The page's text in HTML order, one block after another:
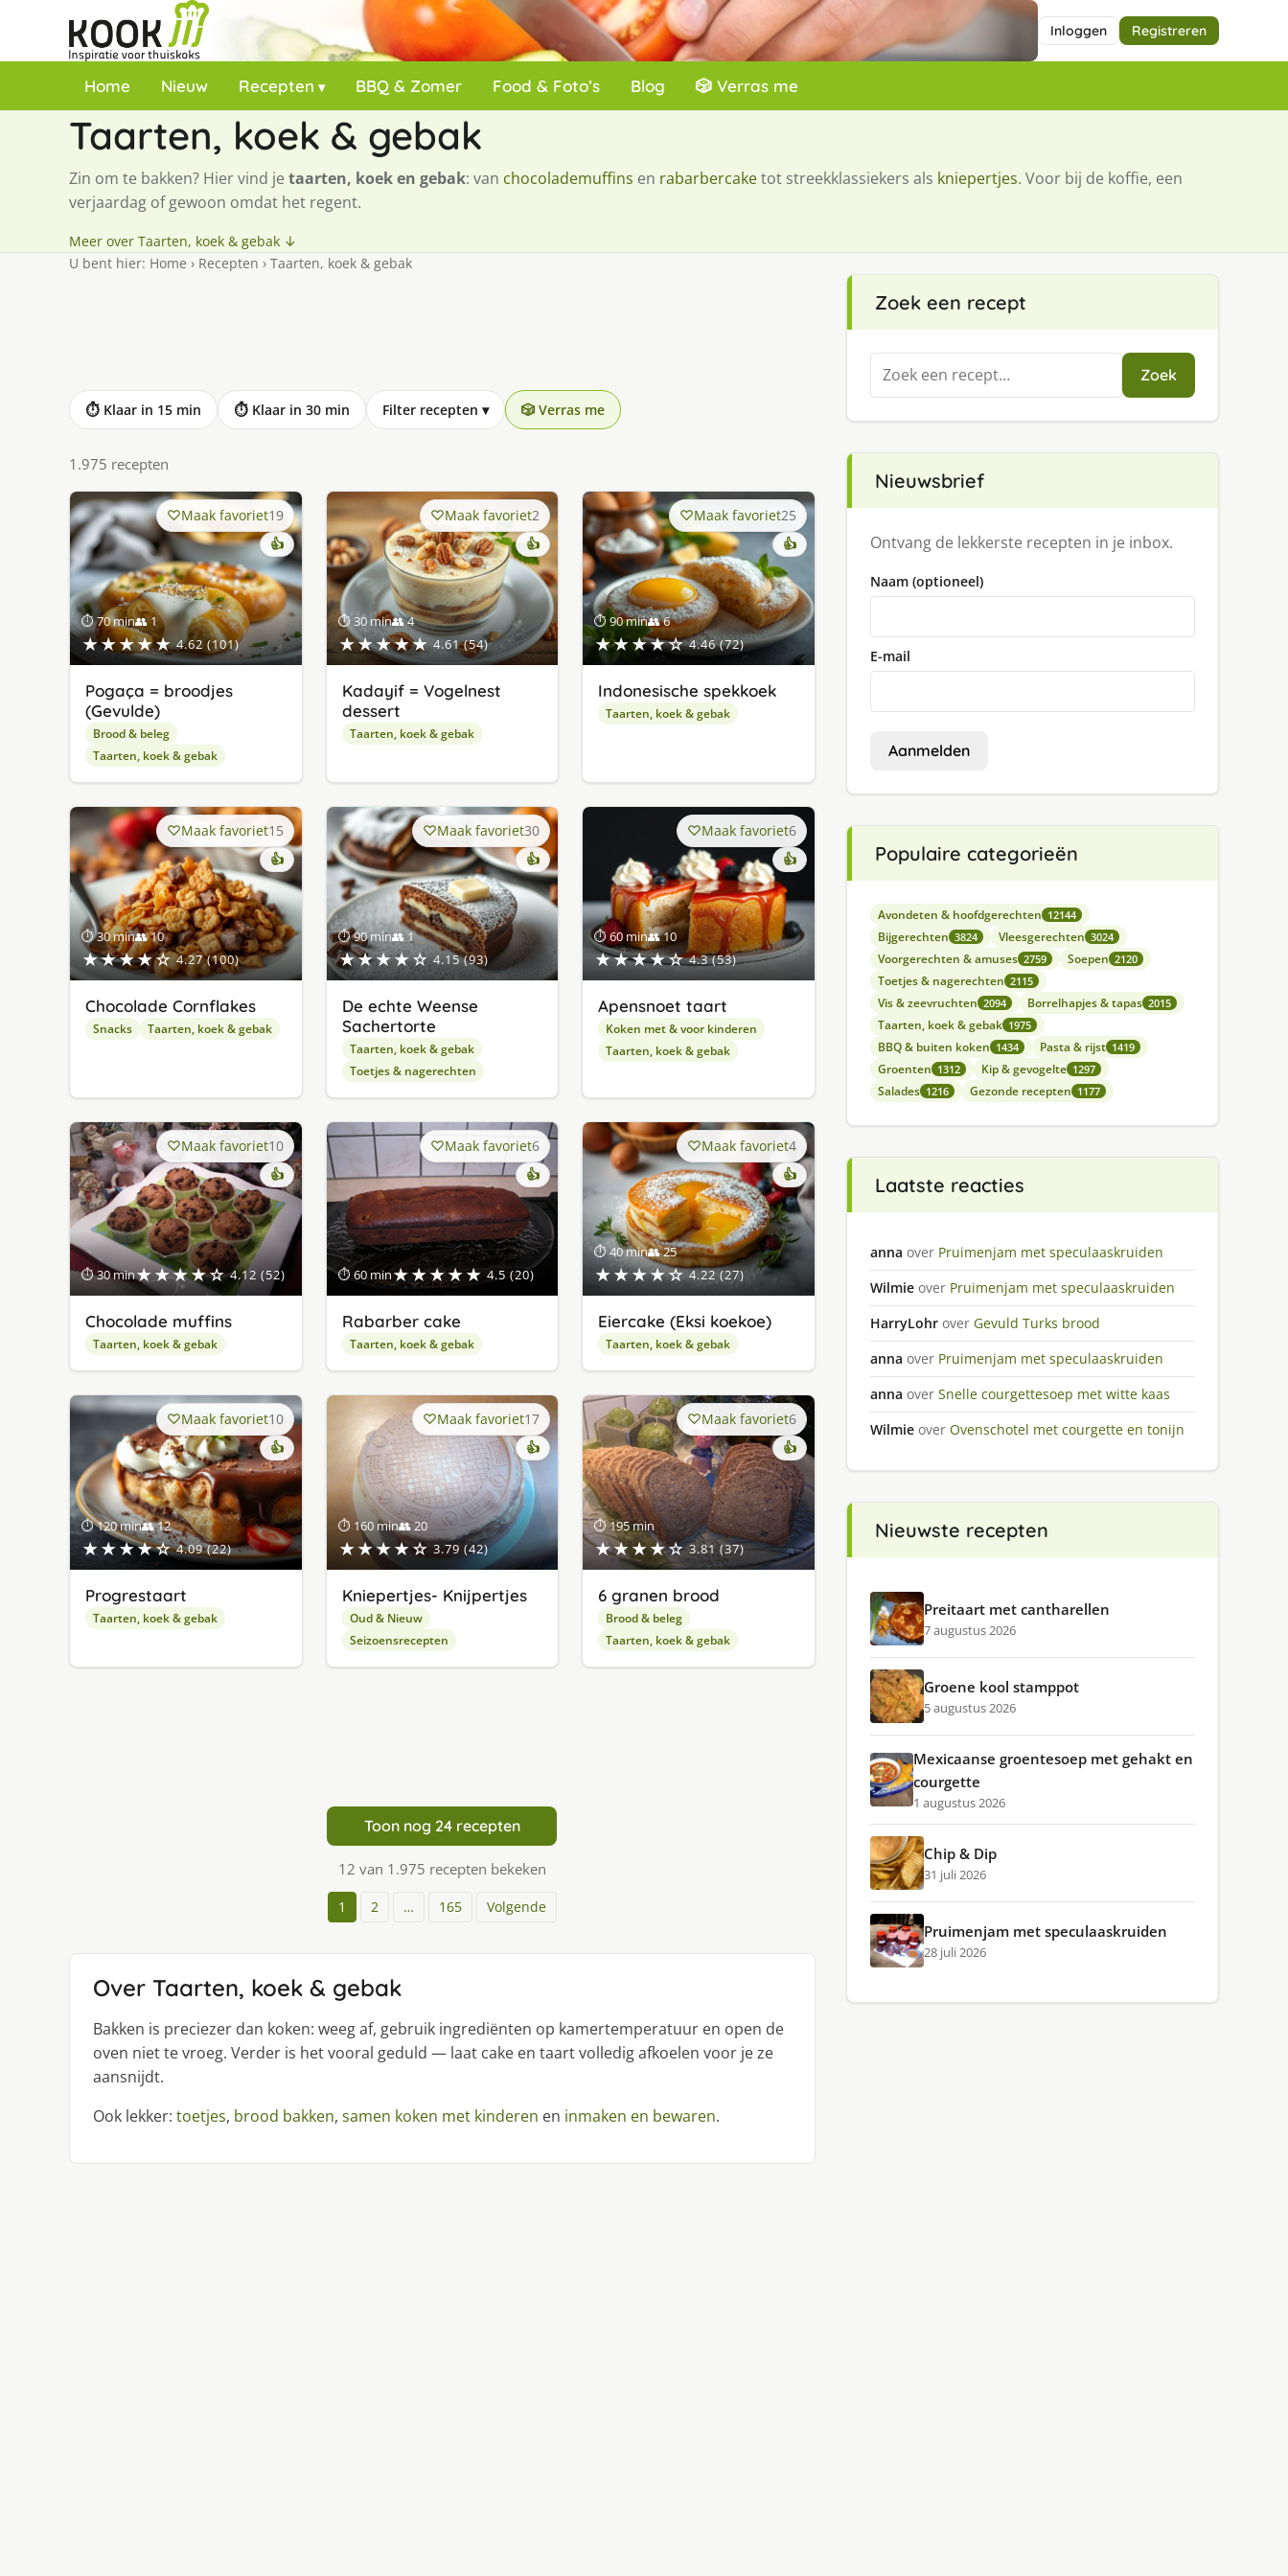
Inloggen Registreren
Home Nieuw Recepten BBQ & Zomer Food & Foto’s Blog 🎲 Verras me
Taarten, koek & gebak
Zin om te bakken? Hier vind je taarten, koek en gebak: van chocolademuffins en rabarbercaketot streekklassiekers als kniepertjes. Voor bij de koffie, een
verjaardag of gewoon omdat het regent.
Meer over Taarten, koek & gebak ↓
U bent hier: Home › Recepten › Taarten, koek & gebak
⏱ Klaar in 15 min ⏱ Klaar in 30 min Filter recepten ▾ 🎲 Verras me
1.975 recepten
⏱ 70 min👥 1
★★★★★ 4.62 (101)
Maak favoriet19
👍
Pogaça = broodjes
(Gevulde)
Brood & beleg
Taarten, koek & gebak
⏱ 30 min👥 4
★★★★★ 4.61 (54)
Maak favoriet2
👍
Kadayif = Vogelnest
dessert
Taarten, koek & gebak
⏱ 90 min👥 6
★★★★☆ 4.46 (72)
Maak favoriet25
👍
Indonesische spekkoek
Taarten, koek & gebak
⏱ 30 min👥 10
★★★★☆ 4.27 (100)
Maak favoriet15
👍
Chocolade Cornflakes
Snacks Taarten, koek & gebak
⏱ 90 min👥 1
★★★★☆ 4.15 (93)
Maak favoriet30
👍
De echte Weense
Sachertorte
Taarten, koek & gebak
Toetjes & nagerechten
⏱ 60 min👥 10
★★★★☆ 4.3 (53)
Maak favoriet6
👍
Apensnoet taart
Koken met & voor kinderen
Taarten, koek & gebak
⏱ 30 min★★★★☆ 4.12 (52)
Maak favoriet10
👍
Chocolade muffins
Taarten, koek & gebak
⏱ 60 min★★★★★ 4.5 (20)
Maak favoriet6
👍
Rabarber cake
Taarten, koek & gebak
⏱ 40 min👥 25
★★★★☆ 4.22 (27)
Maak favoriet4
👍
Eiercake (Eksi koekoe)
Taarten, koek & gebak
⏱ 120 min👥 12
★★★★☆ 4.09 (22)
Maak favoriet10
👍
Progrestaart
Taarten, koek & gebak
⏱ 160 min👥 20
★★★★☆ 3.79 (42)
Maak favoriet17
👍
Kniepertjes- Knijpertjes
Oud & Nieuw
Seizoensrecepten
⏱ 195 min
★★★★☆ 3.81 (37)
Maak favoriet6
👍
6 granen brood
Brood & beleg
Taarten, koek & gebak
Toon nog 24 recepten
12 van 1.975 recepten bekeken
1 2 … 165 Volgende
Over Taarten, koek & gebak
Bakken is preciezer dan koken: weeg af, gebruik ingrediënten op kamertemperatuur en open de
oven niet te vroeg. Verder is het vooral geduld — laat cake en taart volledig afkoelen voor je ze
aansnijdt.
Ook lekker: toetjes, brood bakken, samen koken met kinderen en inmaken en bewaren.
Zoek een recept
Zoeken
naar:
Zoek
Nieuwsbrief
Ontvang de lekkerste recepten in je inbox.
Naam (optioneel)
E-mail
Aanmelden
Populaire categorieën
Avondeten & hoofdgerechten 12144
Bijgerechten 3824 Vleesgerechten 3024
Voorgerechten & amuses 2759 Soepen 2120
Toetjes & nagerechten 2115
Vis & zeevruchten 2094 Borrelhapjes & tapas 2015
Taarten, koek & gebak 1975
BBQ & buiten koken 1434 Pasta & rijst 1419
Groenten 1312 Kip & gevogelte 1297
Salades 1216 Gezonde recepten 1177
Laatste reacties
anna over Pruimenjam met speculaaskruiden
Wilmie over Pruimenjam met speculaaskruiden
HarryLohr over Gevuld Turks brood
anna over Pruimenjam met speculaaskruiden
anna over Snelle courgettesoep met witte kaas
Wilmie over Ovenschotel met courgette en tonijn
Nieuwste recepten
Preitaart met cantharellen
7 augustus 2026
Groene kool stamppot
5 augustus 2026
Mexicaanse groentesoep met gehakt en
courgette
1 augustus 2026
Chip & Dip
31 juli 2026
Pruimenjam met speculaaskruiden
28 juli 2026